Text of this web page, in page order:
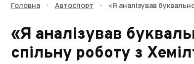
Головна • Автоспорт • «Я аналізував
«Я аналізував
спільну роботу з